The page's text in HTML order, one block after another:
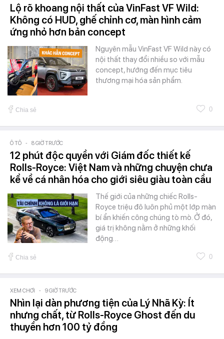
Lộ rõ khoang nội thất của VinFast VF Wild:
Không có HUD, ghế chỉnh cơ, màn hình cảm
ứng nhỏ hơn bản concept
Nguyên mẫu VinFast VF Wild này có
nội thất thay đổi nhiều so với mẫu
concept, hướng đến mục tiêu
thương mại hóa sản phẩm.
Chia sẻ 0
Ô TÔ - 8 GIỜ TRƯỚC
12 phút độc quyền với Giám đốc thiết kế
Rolls-Royce: Việt Nam và những chuyện chưa
kể về cá nhân hóa cho giới siêu giàu toàn cầu
Thế giới của những chiếc Rolls-
Royce triệu đô luôn phủ một lớp màn
bí ẩn khiến công chúng tò mò. Ở đó,
giá trị không nằm ở những khối
động…
Chia sẻ 0
XEM CHƠI - 9 GIỜ TRƯỚC
Nhìn lại dàn phương tiện của Lý Nhã Kỳ: Ít
nhưng chất, từ Rolls-Royce Ghost đến du
thuyền hơn 100 tỷ đồng